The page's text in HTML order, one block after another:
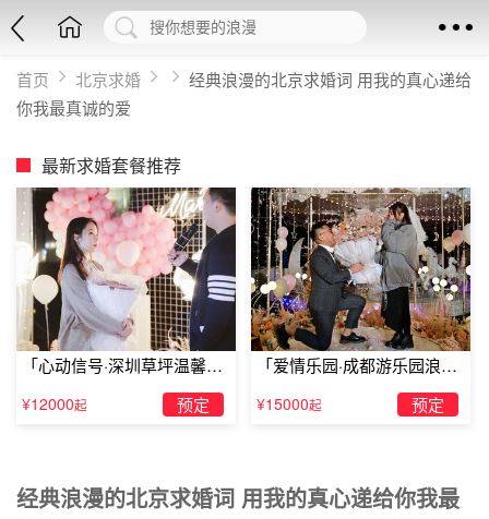
首页 北京求婚
经典浪漫的北京求婚词 用我的真心递给
你我最真诚的爱
最新求婚套餐推荐
「心动信号·深圳草坪温馨求
婚」
¥12000起 预定
「爱情乐园·成都游乐园浪漫
求婚」
¥15000起 预定
经典浪漫的北京求婚词 用我的真心递给你我最